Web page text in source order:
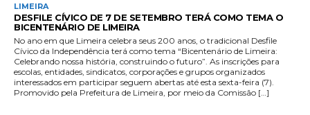
LIMEIRA
DESFILE CÍVICO DE 7 DE SETEMBRO TERÁ COMO TEMA O
BICENTENÁRIO DE LIMEIRA
No ano em que Limeira celebra seus 200 anos, o tradicional Desfile
Cívico da Independência terá como tema “Bicentenário de Limeira:
Celebrando nossa história, construindo o futuro”. As inscrições para
escolas, entidades, sindicatos, corporações e grupos organizados
interessados em participar seguem abertas até esta sexta-feira (7).
Promovido pela Prefeitura de Limeira, por meio da Comissão […]